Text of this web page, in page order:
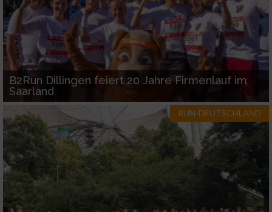
B2Run Dillingen feiert 20 Jahre Firmenlauf im
Saarland
RUN-DEUTSCHLAND